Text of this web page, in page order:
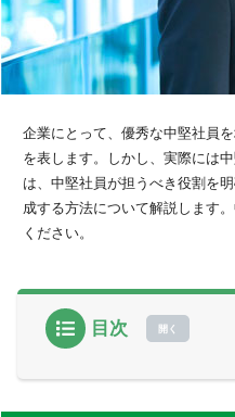
企業にとって、優秀な中堅社員
を表します。しかし、実際には
は、中堅社員が担うべき役割を
成する方法について解説します
ください。
目次
中堅社員が担う主